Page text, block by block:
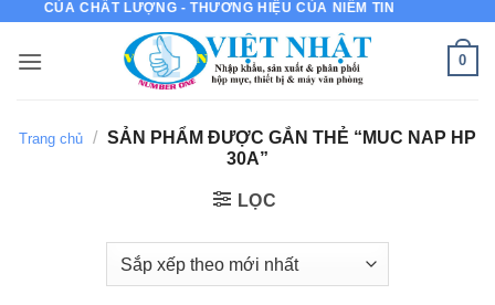
nội
IN CỦA CHẤT LƯỢNG - THƯƠNG HIỆU CỦA NIỀM TIN
0
Trang chủ / SẢN PHẨM ĐƯỢC GẮN THẺ “MUC NAP HP
30A”
LỌC